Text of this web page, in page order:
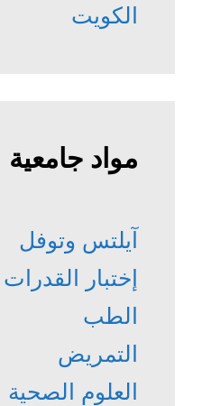
الكويت
مواد جامعية
آيلتس وتوفل
إختبار القدرات
الطب
التمريض
العلوم الصحية